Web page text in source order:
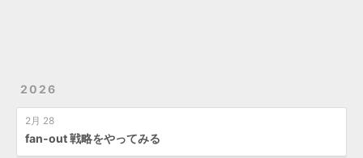
2026
2月 28
fan-out 戦略をやってみる